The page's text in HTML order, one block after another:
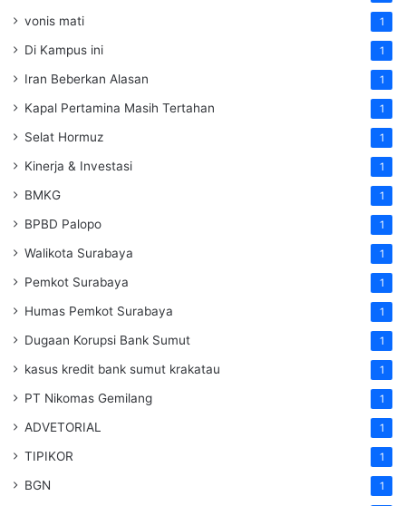
vonis mati 1
Di Kampus ini 1
Iran Beberkan Alasan 1
Kapal Pertamina Masih Tertahan 1
Selat Hormuz 1
Kinerja & Investasi 1
BMKG 1
BPBD Palopo 1
Walikota Surabaya 1
Pemkot Surabaya 1
Humas Pemkot Surabaya 1
Dugaan Korupsi Bank Sumut 1
kasus kredit bank sumut krakatau 1
PT Nikomas Gemilang 1
ADVETORIAL 1
TIPIKOR 1
BGN 1